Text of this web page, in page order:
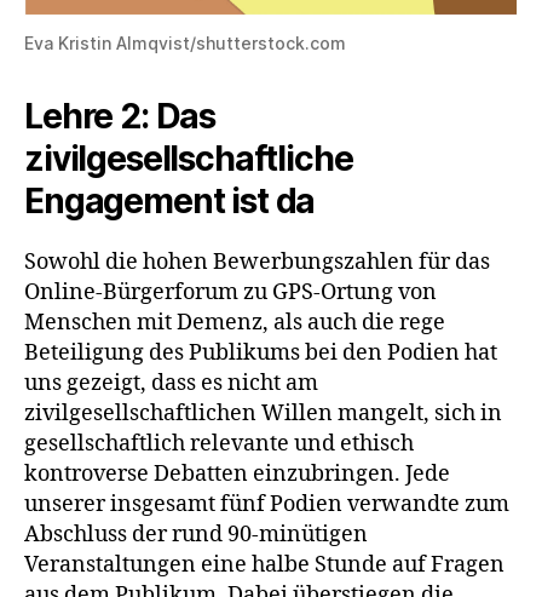
Eva Kristin Almqvist/shutterstock.com
Lehre 2: Das
zivilgesellschaftliche
Engagement ist da
Sowohl die hohen Bewerbungszahlen für das
Online-Bürgerforum zu GPS-Ortung von
Menschen mit Demenz, als auch die rege
Beteiligung des Publikums bei den Podien hat
uns gezeigt, dass es nicht am
zivilgesellschaftlichen Willen mangelt, sich in
gesellschaftlich relevante und ethisch
kontroverse Debatten einzubringen. Jede
unserer insgesamt fünf Podien verwandte zum
Abschluss der rund 90-minütigen
Veranstaltungen eine halbe Stunde auf Fragen